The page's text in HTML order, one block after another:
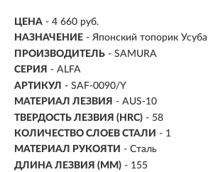
ЦЕНА - 4 660 руб.
НАЗНАЧЕНИЕ - Японский топорик Усуба
ПРОИЗВОДИТЕЛЬ - SAMURA
СЕРИЯ - ALFA
АРТИКУЛ - SAF-0090/Y
МАТЕРИАЛ ЛЕЗВИЯ - AUS-10
ТВЕРДОСТЬ ЛЕЗВИЯ (HRC) - 58
КОЛИЧЕСТВО СЛОЕВ СТАЛИ - 1
МАТЕРИАЛ РУКОЯТИ - Сталь
ДЛИНА ЛЕЗВИЯ (ММ) - 155